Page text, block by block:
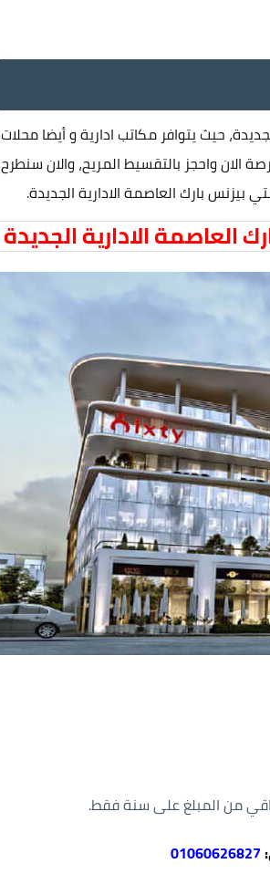
حيث يتوافر مكاتب ادارية و أيضا محلات
الان واحجز بالتقسيط المريح، والان سنطرح
بارك العاصمة الادارية الجديدة.
الادارية الجديدة
01060626827